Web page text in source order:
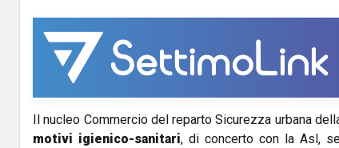
Il nucleo Commercio del reparto Sicurezza urbana
motivi igienico-sanitari, di concerto con la Asl,